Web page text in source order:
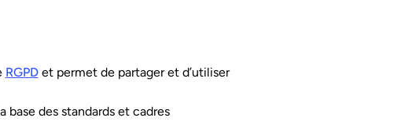
RGPDet permet de partager et d’utiliser
base des standards et cadres